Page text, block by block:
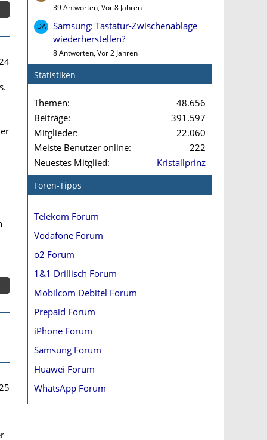
39 Antworten, Vor 8 Jahren
Samsung: Tastatur-Zwischenablage
wiederherstellen?
8 Antworten, Vor 2 Jahren
Statistiken
Themen
48.656
Beiträge
391.597
Mitglieder
22.060
Meiste Benutzer online
222
Neuestes Mitglied
Kristallprinz
Foren-Tipps
Telekom Forum
Vodafone Forum
o2 Forum
1&1 Drillisch Forum
Mobilcom Debitel Forum
Prepaid Forum
iPhone Forum
Samsung Forum
Huawei Forum
WhatsApp Forum